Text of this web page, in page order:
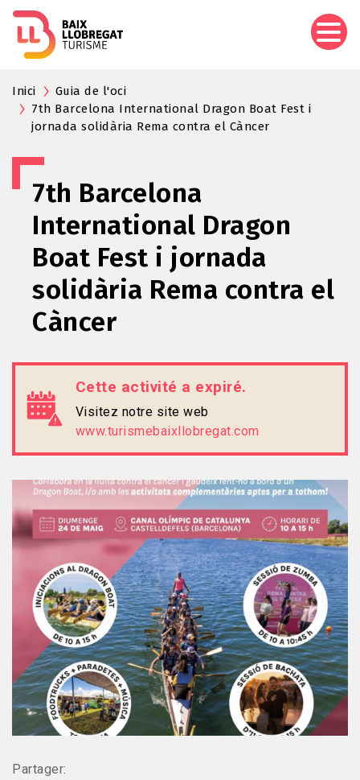
Inici
Guia de l'oci
7th Barcelona International Dragon Boat Fest i
jornada solidària Rema contra el Càncer
7th Barcelona
International Dragon
Boat Fest i jornada
solidària Rema contra el
Càncer
Cette activité a expiré.
Visitez notre site web
www.turismebaixllobregat.com
Partager: